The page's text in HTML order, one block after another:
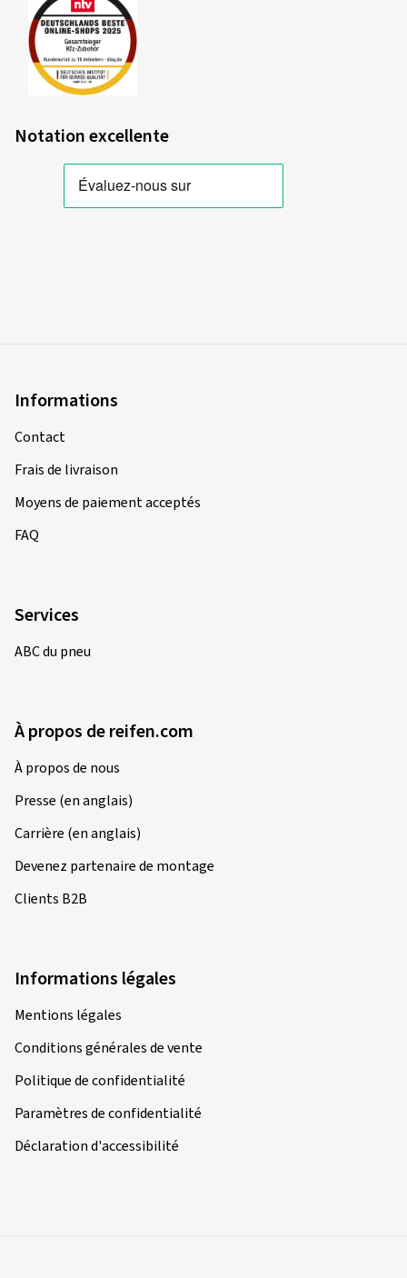
Notation excellente
Informations
Contact
Frais de livraison
Moyens de paiement acceptés
FAQ
Services
ABC du pneu
À propos de reifen.com
À propos de nous
Presse (en anglais)
Carrière (en anglais)
Devenez partenaire de montage
Clients B2B
Informations légales
Mentions légales
Conditions générales de vente
Politique de confidentialité
Paramètres de confidentialité
Déclaration d'accessibilité